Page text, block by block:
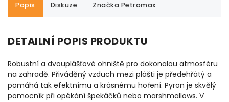
Popis Diskuze Značka Petromax
DETAILNÍ POPIS PRODUKTU
Robustní a dvouplášťové ohniště pro dokonalou atmosféru
na zahradě. Přiváděný vzduch mezi plášti je předehřátý a
pomáhá tak efektnímu a krásnému hoření. Pyron je skvělý
pomocník při opékání špekáčků nebo marshmallows. V